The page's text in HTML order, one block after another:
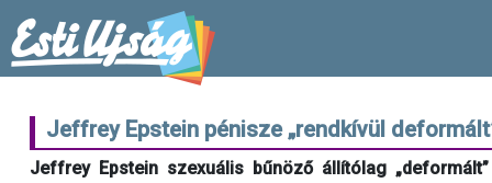
Jeffrey Epstein pénisze „rendkívül
Jeffrey Epstein szexuális bűnöző állítólag